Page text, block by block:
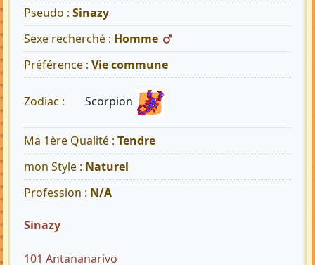
Pseudo : Sinazy
Sexe recherché : Homme
Préférence : Vie commune
Zodiac : Scorpion
Ma 1ère Qualité : Tendre
mon Style : Naturel
Profession : N/A
Sinazy
101 Antananarivo